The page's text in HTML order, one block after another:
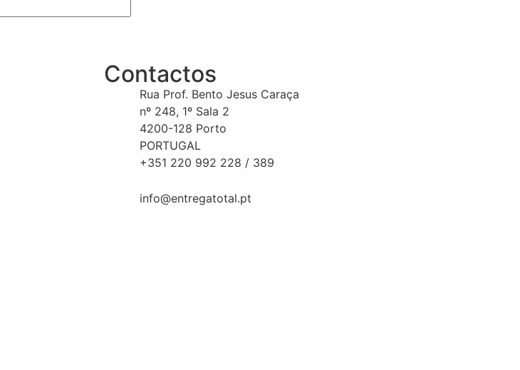
Contactos
Rua Prof. Bento Jesus Caraça
nº 248, 1º Sala 2
4200-128 Porto
PORTUGAL
+351 220 992 228 / 389
info@entregatotal.pt